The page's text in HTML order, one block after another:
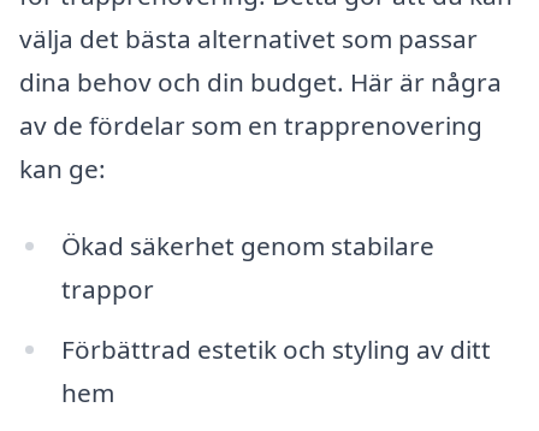
välja det bästa alternativet som passar
dina behov och din budget. Här är några
av de fördelar som en trapprenovering
kan ge:
Ökad säkerhet genom stabilare
trappor
Förbättrad estetik och styling av ditt
hem